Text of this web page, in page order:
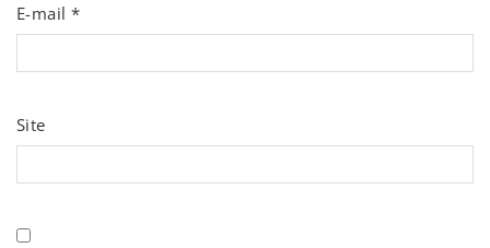
E-mail*
Site